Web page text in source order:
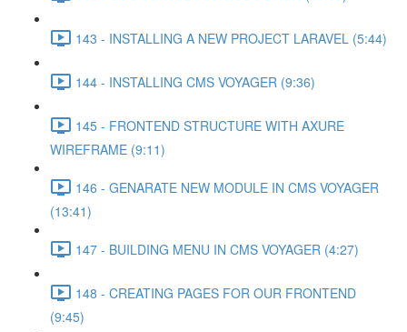
143 - INSTALLING A NEW PROJECT LARAVEL (5:44)
144 - INSTALLING CMS VOYAGER (9:36)
145 - FRONTEND STRUCTURE WITH AXURE
WIREFRAME (9:11)
146 - GENARATE NEW MODULE IN CMS VOYAGER
(13:41)
147 - BUILDING MENU IN CMS VOYAGER (4:27)
148 - CREATING PAGES FOR OUR FRONTEND
(9:45)